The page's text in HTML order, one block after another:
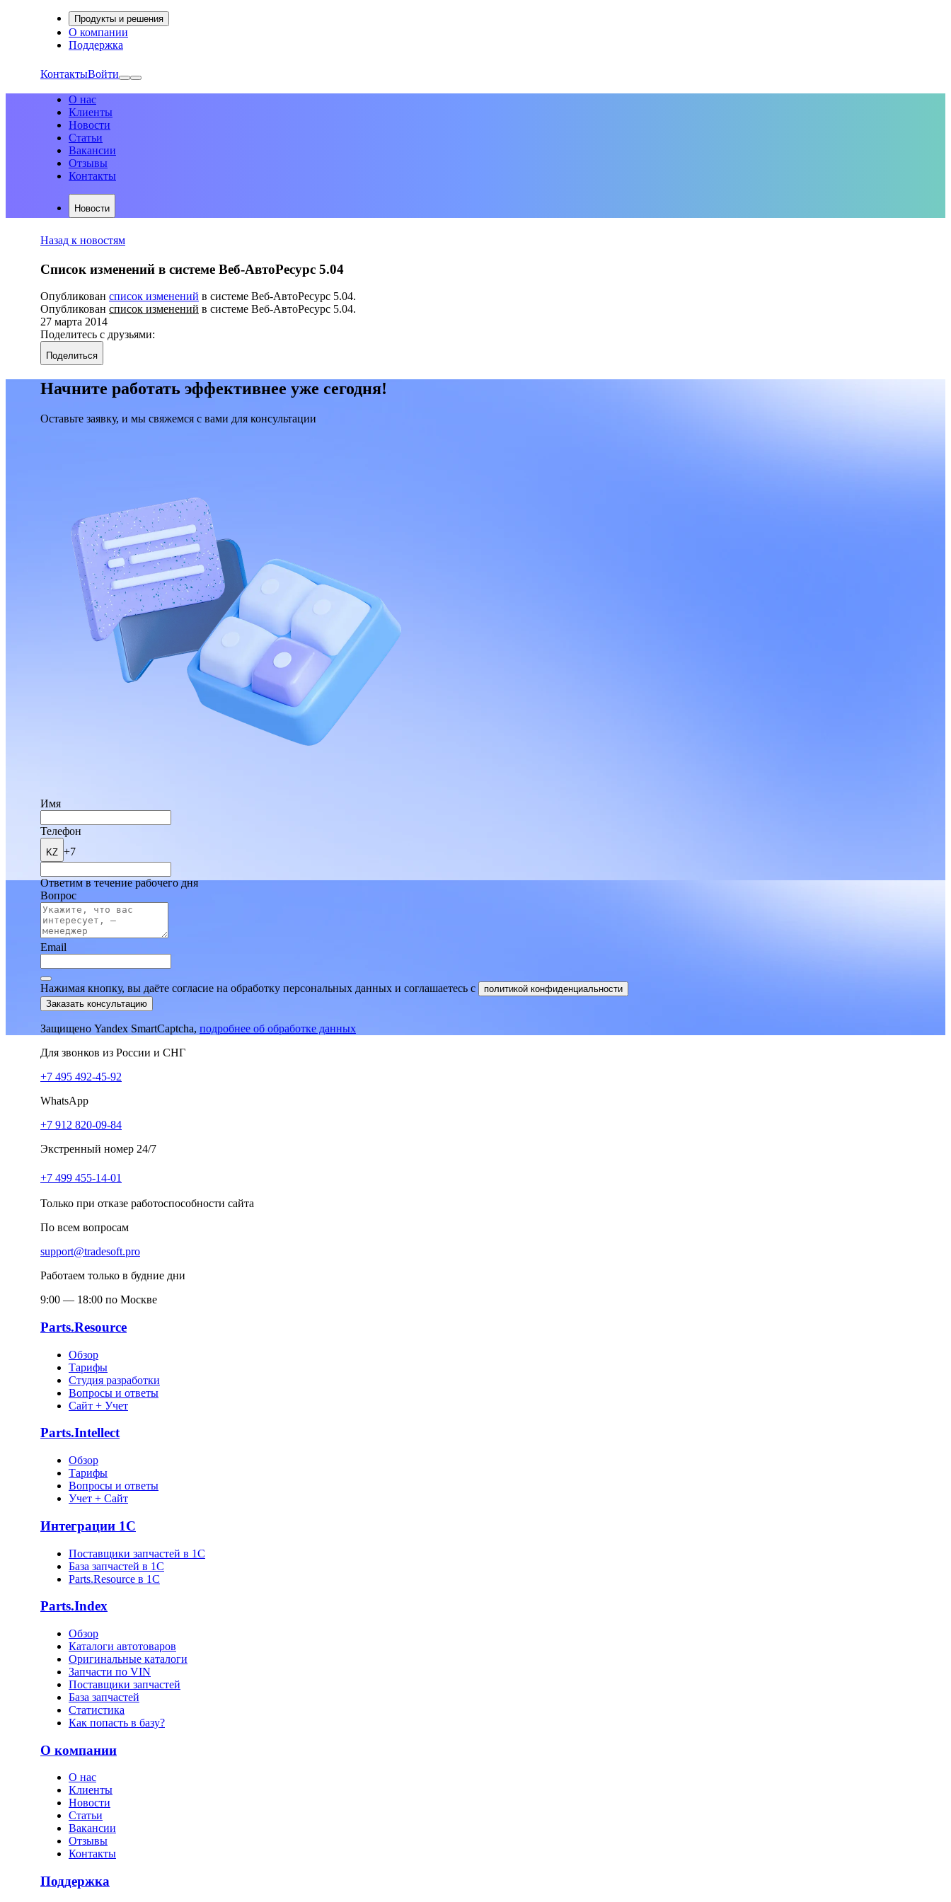
Продукты и решения
О компании
Поддержка
КонтактыВойти
О нас
Клиенты
Новости
Статьи
Вакансии
Отзывы
Контакты
Новости
Назад к новостям
Список изменений в системе Веб-АвтоРесурс 5.04
Опубликован список изменений в системе Веб-АвтоРесурс 5.04.
Опубликован список изменений в системе Веб-АвтоРесурс 5.04.
27 марта 2014
Поделитесь с друзьями:
Поделиться
Начните работать эффективнее уже сегодня!
Оставьте заявку, и мы свяжемся с вами для консультации
Имя
Телефон
KZ +7
Ответим в течение рабочего дня
Вопрос
Email
Нажимая кнопку, вы даёте согласие на обработку персональных данных и соглашаетесь c
политикой конфиденциальности
Заказать консультацию
Защищено Yandex SmartCaptcha, подробнее об обработке данных
Для звонков из России и СНГ
+7 495 492-45-92
WhatsApp
+7 912 820-09-84
Экстренный номер 24/7
+7 499 455-14-01
Только при отказе работоспособности сайта
По всем вопросам
support@tradesoft.pro
Работаем только в будние дни
9:00 — 18:00 по Москве
Parts.Resource
Обзор
Тарифы
Студия разработки
Вопросы и ответы
Сайт + Учет
Parts.Intellect
Обзор
Тарифы
Вопросы и ответы
Учет + Сайт
Интеграции 1С
Поставщики запчастей в 1C
База запчастей в 1С
Parts.Resource в 1C
Parts.Index
Обзор
Каталоги автотоваров
Оригинальные каталоги
Запчасти по VIN
Поставщики запчастей
База запчастей
Статистика
Как попасть в базу?
О компании
О нас
Клиенты
Новости
Статьи
Вакансии
Отзывы
Контакты
Поддержка